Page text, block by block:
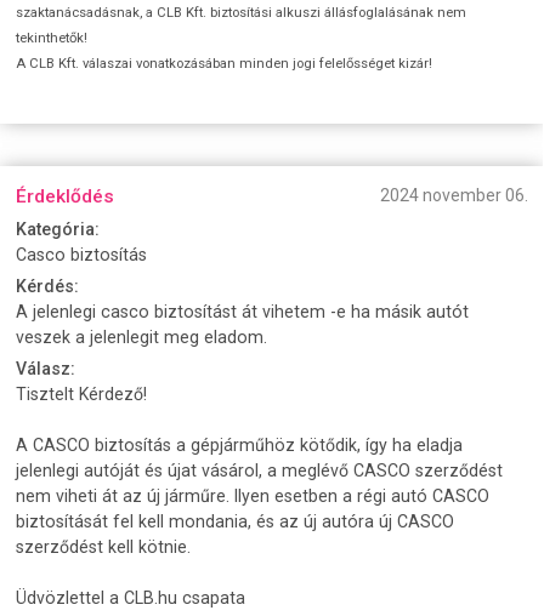
szaktanácsadásnak, a CLB Kft. biztosítási alkuszi állásfoglalásának nem
tekinthetők!
A CLB Kft. válaszai vonatkozásában minden jogi felelősséget kizár!
Érdeklődés
2024 november 06.
Kategória:
Casco biztosítás
Kérdés:
A jelenlegi casco biztosítást át vihetem -e ha másik autót
veszek a jelenlegit meg eladom.
Válasz:
Tisztelt Kérdező!
A CASCO biztosítás a gépjárműhöz kötődik, így ha eladja
jelenlegi autóját és újat vásárol, a meglévő CASCO szerződést
nem viheti át az új járműre. Ilyen esetben a régi autó CASCO
biztosítását fel kell mondania, és az új autóra új CASCO
szerződést kell kötnie.
Üdvözlettel a CLB.hu csapata